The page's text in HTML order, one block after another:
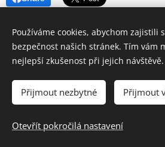
HVĚZDY ŽIVOTA z.s., Úzká 3, 417 31
259
Jiří Herlitze (správce webu)
Používáme cookies, abychom zajistili
bezpečnost našich stránek. Tím vám
nejlepší zkušenost při jejich návštěvě.
Přijmout nezbytné Přijmout
Otevřít pokročilá nastavení